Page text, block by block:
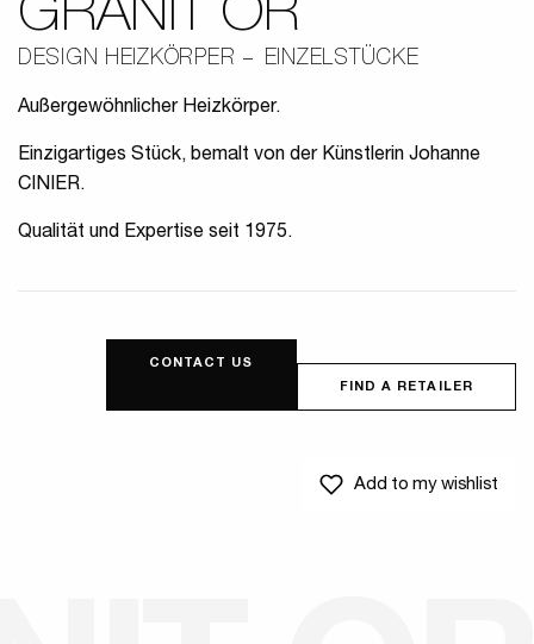
GRANIT OR
DESIGN HEIZKÖRPER EINZELSTÜCKE
Außergewöhnlicher Heizkörper.
Einzigartiges Stück, bemalt von der Künstlerin Johanne
CINIER.
Qualität und Expertise seit 1975.
FIND A RETAILER
CONTACT US
Add to my wishlist